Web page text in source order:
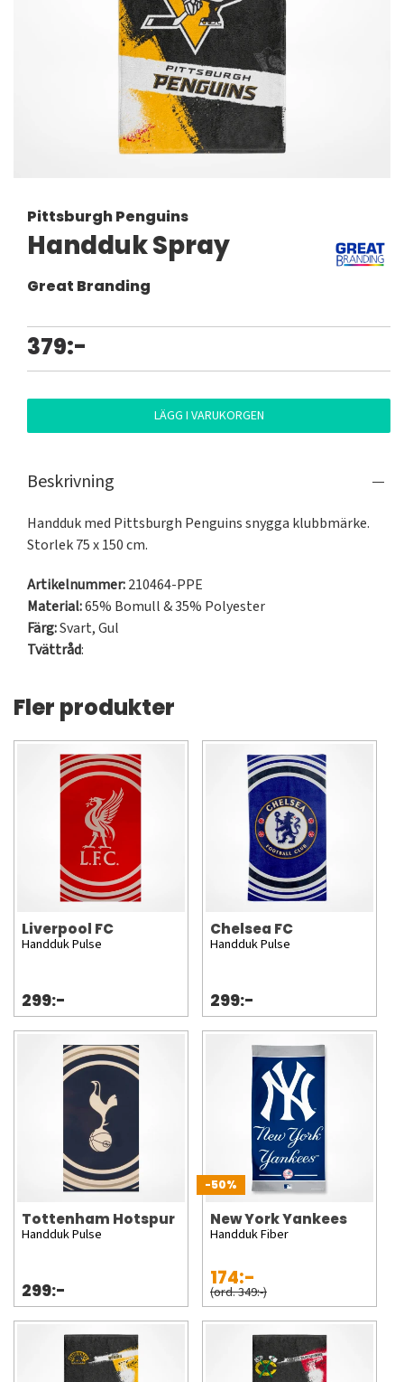
Pittsburgh Penguins
Handduk Spray
Great Branding
379:-
LÄGG I VARUKORGEN
Beskrivning
Handduk med Pittsburgh Penguins snygga klubbmärke.
Storlek 75 x 150 cm.
Artikelnummer:210464-PPE
Material:65% Bomull & 35% Polyester
Färg:Svart,Gul
Tvättråd:
Fler produkter
Liverpool FC
Handduk Pulse
299:-
Chelsea FC
Handduk Pulse
299:-
Tottenham Hotspur
Handduk Pulse
299:-
-50%
New York Yankees
Handduk Fiber
174:-
(ord. 349:-)